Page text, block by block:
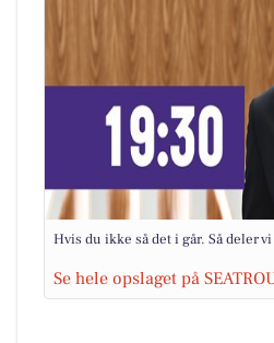
Hvis du ikke så det i går. Så deler
Se hele opslaget på